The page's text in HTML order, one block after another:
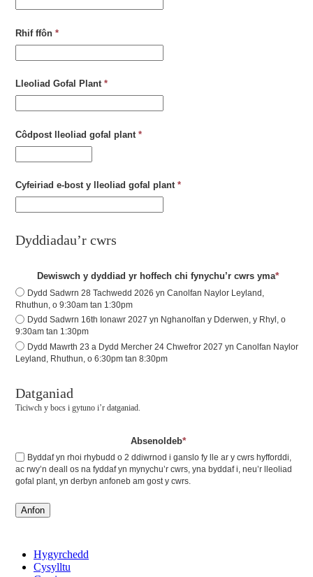
Rhif ffôn *
Lleoliad Gofal Plant *
Côdpost lleoliad gofal plant *
Cyfeiriad e-bost y lleoliad gofal plant *
Dyddiadau’r cwrs
Dewiswch y dyddiad yr hoffech chi fynychu’r cwrs yma*
Dydd Sadwrn 28 Tachwedd 2026 yn Canolfan Naylor Leyland,
Rhuthun, o 9:30am tan 1:30pm
Dydd Sadwrn 16th Ionawr 2027 yn Nghanolfan y Dderwen, y Rhyl, o
9:30am tan 1:30pm
Dydd Mawrth 23 a Dydd Mercher 24 Chwefror 2027 yn Canolfan Naylor
Leyland, Rhuthun, o 6:30pm tan 8:30pm
Datganiad
Ticiwch y bocs i gytuno i’r datganiad.
Absenoldeb*
Byddaf yn rhoi rhybudd o 2 ddiwrnod i ganslo fy lle ar y cwrs hyfforddi,
ac rwy’n deall os na fyddaf yn mynychu’r cwrs, yna byddaf i, neu’r lleoliad
gofal plant, yn derbyn anfoneb am gost y cwrs.
Anfon
Hygyrchedd
Cysylltu